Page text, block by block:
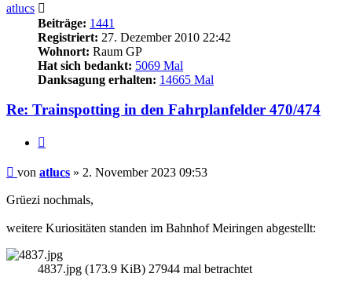
atlucs
Beiträge: 1441
Registriert: 27. Dezember 2010 22:42
Wohnort: Raum GP
Hat sich bedankt: 5069 Mal
Danksagung erhalten: 14665 Mal
Re: Trainspotting in den Fahrplanfelder 470/474
Beitrag
von atlucs » 2. November 2023 09:53
Grüezi nochmals,
weitere Kuriositäten standen im Bahnhof Meiringen abgestellt:
4837.jpg (173.9 KiB) 27944 mal betrachtet